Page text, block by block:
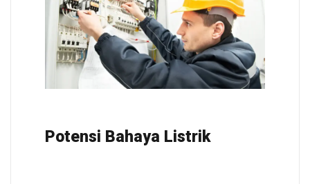
Potensi Bahaya Listrik